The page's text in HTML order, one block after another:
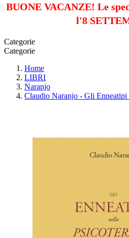
BUONE VACANZE! Le
l'8
Categorie
Categorie
Home
LIBRI
Naranjo
Claudio Naranjo - Gli Enneatipi